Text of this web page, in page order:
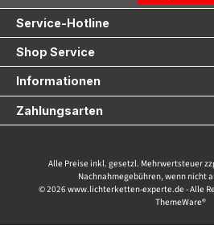
Service-Hotline
Shop Service
Informationen
Zahlungsarten
Alle Preise inkl. gesetzl. Mehrwertsteuer
Nachnahmegebühren, wenn nicht
© 2026 www.lichterketten-experte.de - Alle
ThemeWare®